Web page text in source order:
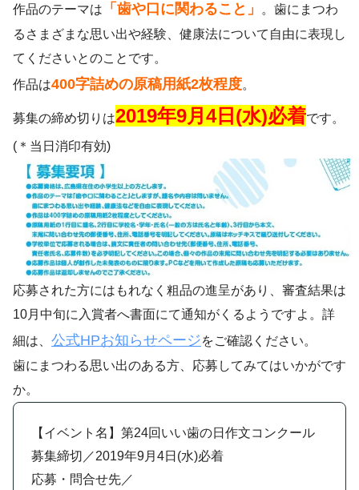
作品のテーマは
「歯や口に関わること」
。歯にまつわ
るさまざまな思い出や経験、健康法について自由に表現し
てくださいとのことです。
作品は400字詰めの原稿用紙2枚程度。
募集の締め切りは2019年9月4日(水)必着です。
(＊当日消印有効)
応募された方にはもれなく粗品の進呈があり、審査結果は
10月中旬に入賞者へ書面にて通知がくるようですよ。詳
細は、 公式HPお知らせページをご確認ください。
歯にまつわる思い出のある方、応募してみてはいかがです
か。
【イベント名】第24回いい歯の日作文コンクール
募集締切／2019年9月4日(水)必着
応募・問合せ先／